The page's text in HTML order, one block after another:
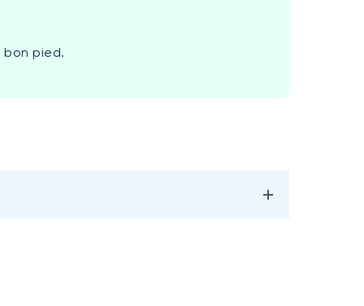
pied.